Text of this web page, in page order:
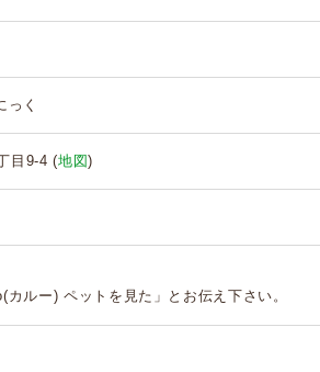
く
目9-4 (地図)
ルー) ペットを見た」とお伝え下さい。